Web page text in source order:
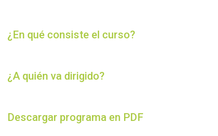
¿En qué consiste el curso?
¿A quién va dirigido?
Descargar programa en PDF